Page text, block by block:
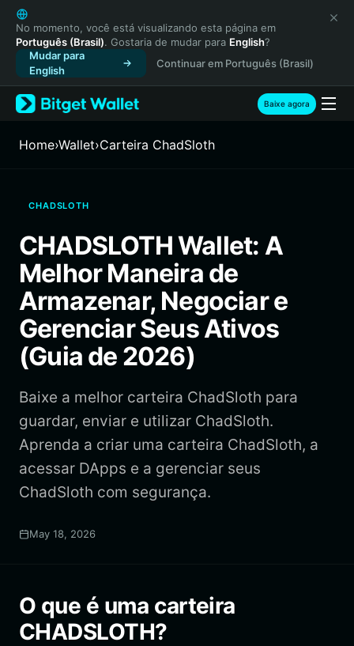
English
日本語
Tiếng Việt
Русский
Español (Latinoamérica)
Türkçe
Français
繁體中文
Bahasa Indonesia
ภาษาไทย
Español
Português (Brasil)
Español (Argentina)
No momento, você está visualizando esta página em
Português (Brasil). Gostaria de mudar para English?
Mudar para
English
Continuar em Português (Brasil)
Baixe agora
Home›Wallet›Carteira ChadSloth
CHADSLOTH
CHADSLOTH Wallet: A
Melhor Maneira de
Armazenar, Negociar e
Gerenciar Seus Ativos
(Guia de 2026)
Baixe a melhor carteira ChadSloth para
guardar, enviar e utilizar ChadSloth.
Aprenda a criar uma carteira ChadSloth, a
acessar DApps e a gerenciar seus
ChadSloth com segurança.
May 18, 2026
O que é uma carteira
CHADSLOTH?